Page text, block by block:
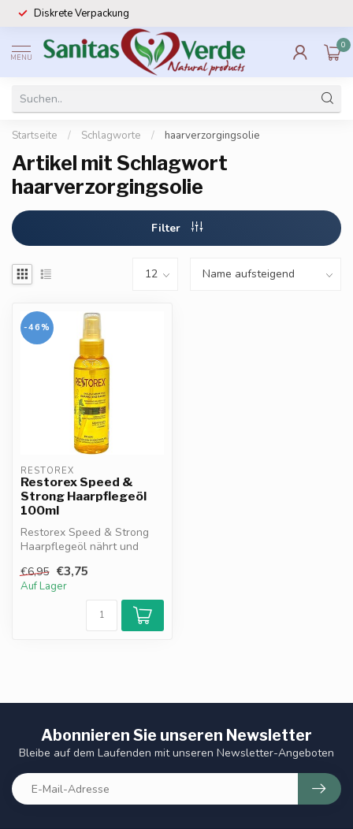
Diskrete Verpackung
MENU
0
Startseite / Schlagworte / haarverzorgingsolie
Artikel mit Schlagwort
haarverzorgingsolie
Filter
-46%
RESTOREX
Restorex Speed &
Strong Haarpflegeöl
100ml
Restorex Speed & Strong
Haarpflegeöl nährt und
pflanzlichen...
€6,95 €3,75
Auf Lager
Abonnieren Sie unseren Newsletter
Bleibe auf dem Laufenden mit unseren Newsletter-Angeboten